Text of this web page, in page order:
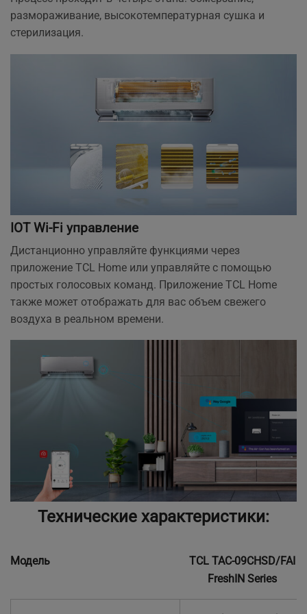
размораживание, высокотемпературная сушка и
стерилизация.
IOT Wi-Fi управление
Дистанционно управляйте функциями через
приложение TCL Home или управляйте с помощью
простых голосовых команд. Приложение TCL Home
также может отображать для вас объем свежего
воздуха в реальном времени.
Технические характеристики:
Модель
TCL TAC-09CHSD/FAI
FreshIN Series